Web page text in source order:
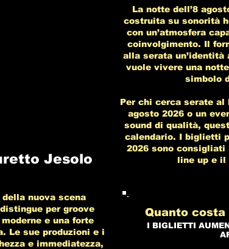
Jesolo
La notte dell’8
costruita su sonorità
con un’atmosfera
coinvolgimento. Il
alla serata un’identità
vuole vivere una
simbolo
Per chi cerca serate
agosto 2026 o un
sound di qualità,
calendario. I biglietti
2026 sono
line up e il
nuova scena
per groove
e una forte
Le sue produzioni e i
e immediatezza,
Quanto
I BIGLIETTI